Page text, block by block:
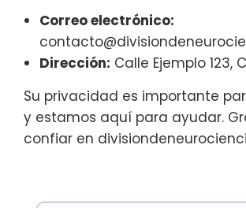
Correo electrónico:
Dirección: Calle Ejemplo 123,
Su privacidad es importante
y estamos aquí para ayudar.
confiar en